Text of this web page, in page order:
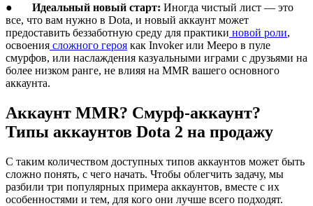
● Идеальный новый старт: Иногда чистый лист — это
все, что вам нужно в Dota, и новый аккаунт может
предоставить беззаботную среду для практики новой роли,
освоения сложного героя как Invoker или Meepo в пуле
смурфов, или наслаждения казуальными играми с друзьями на
более низком ранге, не влияя на MMR вашего основного
аккаунта.
Аккаунт MMR? Смурф-аккаунт?
Типы аккаунтов Dota 2 на продажу
С таким количеством доступных типов аккаунтов может быть
сложно понять, с чего начать. Чтобы облегчить задачу, мы
разбили три популярных примера аккаунтов, вместе с их
особенностями и тем, для кого они лучше всего подходят.